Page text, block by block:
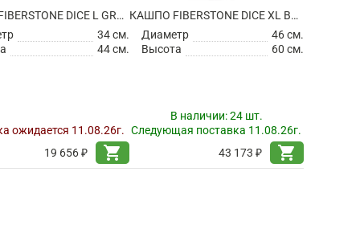
КАШПО FIBERSTONE DICE L GREY
34 см.
44 см.
ожидается 11.08.26г.
19 656 ₽
shopping_cart
КАШПО FIBERSTONE DICE XL BLACK
Диаметр
46 см.
Высота
60 см.
В наличии:24 шт.
Следующая поставка 11.08.26г.
43 173 ₽
shopping_cart